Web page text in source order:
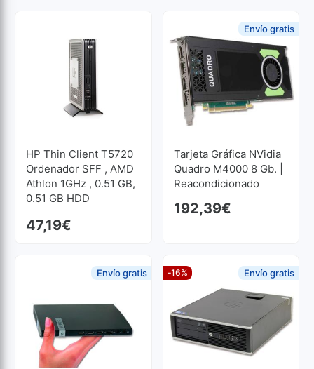
HP Thin Client T5720
Ordenador SFF , AMD
Athlon 1GHz , 0.51 GB,
0.51 GB HDD
47,19€
Tarjeta Gráfica NVidia
Quadro M4000 8 Gb. |
Reacondicionado
192,39€
Envío gratis
Envío gratis -16% Envío gratis